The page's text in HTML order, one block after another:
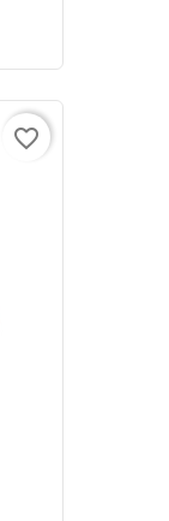
favorite_border